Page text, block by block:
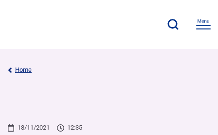
Home
18/11/2021 12:35
×
×